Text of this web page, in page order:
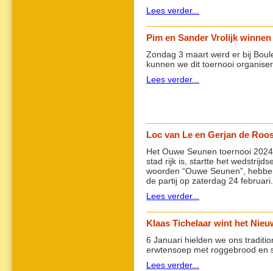
Lees verder...
Pim en Sander Vrolijk
Zondag 3 maart werd er bij
kunnen we dit toernooi
Lees verder...
Loc van Le en Gerjan de
Het Ouwe Seunen toernooi
stad rijk is, startte het
woorden “Ouwe Seunen”,
de partij op zaterdag 24 februari.
Lees verder...
Klaas Tichelaar wint het
6 Januari hielden we ons
erwtensoep met roggebrood en
Lees verder...